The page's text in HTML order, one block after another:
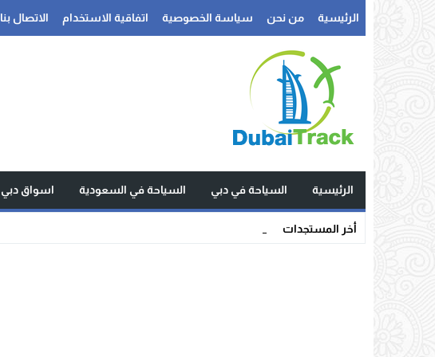
الرئيسية من نحن سياسة الخصوصية اتفاقية الاستخدام الاتصال بنا
الرئيسية السياحة في دبي السياحة في السعودية اسواق دبي
أخر المستجدات